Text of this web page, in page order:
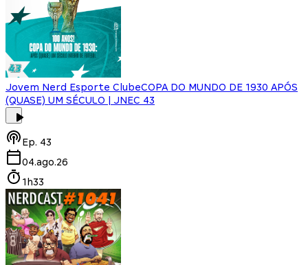
Jovem Nerd Esporte ClubeCOPA DO MUNDO DE 1930 APÓS
(QUASE) UM SÉCULO | JNEC 43
Ep. 43
04.ago.26
1h33